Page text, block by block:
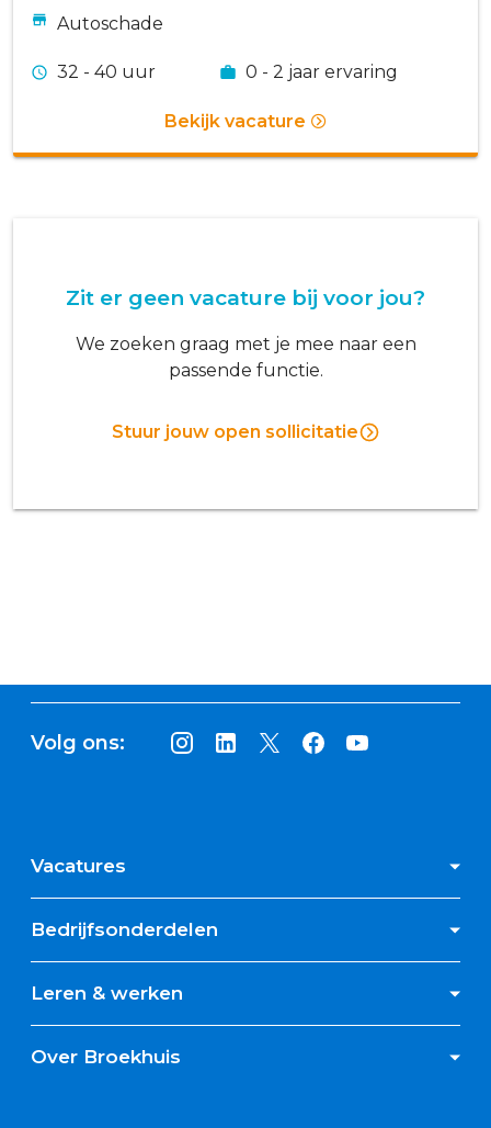
Autoschade
32 - 40 uur 0 - 2 jaar ervaring
Bekijk vacature
Zit er geen vacature bij voor jou?
We zoeken graag met je mee naar een
passende functie.
Stuur jouw open sollicitatie
Volg ons:
Vacatures
Bedrijfsonderdelen
Leren & werken
Over Broekhuis